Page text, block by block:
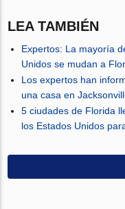
LEA TAMBIÉN
Expertos: La mayoría
Unidos se mudan a
Los expertos han
una casa en
5 ciudades de Florida
los Estados Unidos